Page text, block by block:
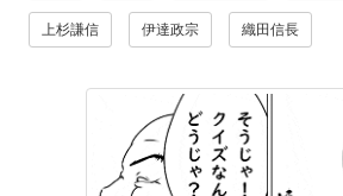
上杉謙信 伊達政宗 織田信長